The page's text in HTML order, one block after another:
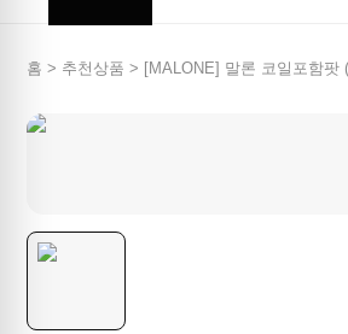
홈 > 추천상품 > [MALONE] 말론 코일포함팟